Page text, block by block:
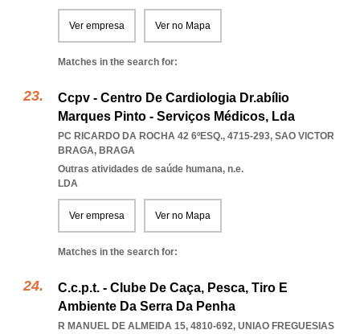
Ver empresa Ver no Mapa
Matches in the search for:
Ccpv - Centro De Cardiologia Dr.abílio
Marques Pinto - Serviços Médicos, Lda
PC RICARDO DA ROCHA 42 6ºESQ., 4715-293, SAO VICTOR
BRAGA, BRAGA
Outras atividades de saúde humana, n.e.
LDA
Ver empresa Ver no Mapa
Matches in the search for:
C.c.p.t. - Clube De Caça, Pesca, Tiro E
Ambiente Da Serra Da Penha
R MANUEL DE ALMEIDA 15, 4810-692, UNIAO FREGUESIAS